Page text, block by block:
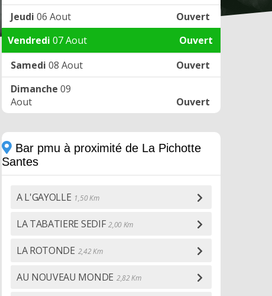
Jeudi 06 Aout
Ouvert
Vendredi 07 Aout
Ouvert
Samedi 08 Aout
Ouvert
Dimanche 09
Aout
Ouvert
Bar pmu à proximité de La Pichotte
Santes
A L'GAYOLLE 1,50 Km
LA TABATIERE SEDIF 2,00 Km
LA ROTONDE 2,42 Km
AU NOUVEAU MONDE 2,82 Km